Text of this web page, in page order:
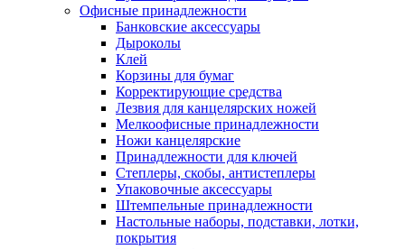
Офисные принадлежности
Банковские аксессуары
Дыроколы
Клей
Корзины для бумаг
Корректирующие средства
Лезвия для канцелярских ножей
Мелкоофисные принадлежности
Ножи канцелярские
Принадлежности для ключей
Степлеры, скобы, антистеплеры
Упаковочные аксессуары
Штемпельные принадлежности
Настольные наборы, подставки, лотки,
покрытия